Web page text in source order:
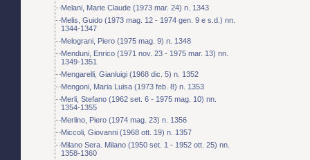
Melani, Marie Claude (1973 mar. 24) n. 1343
Melis, Guido (1973 mag. 12 - 1974 gen. 9 e s.d.) nn.
1344-1347
Melograni, Piero (1975 mag. 9) n. 1348
Menduni, Enrico (1971 nov. 23 - 1975 mar. 13) nn.
1349-1351
Mengarelli, Gianluigi (1968 dic. 5) n. 1352
Mengoni, Maria Luisa (1973 feb. 8) n. 1353
Merli, Stefano (1962 set. 6 - 1975 mag. 10) nn.
1354-1355
Merlino, Piero (1974 mag. 23) n. 1356
Miccoli, Giovanni (1968 ott. 19) n. 1357
Milano Sera. Milano (1950 set. 1 - 1952 ott. 25) nn.
1358-1360